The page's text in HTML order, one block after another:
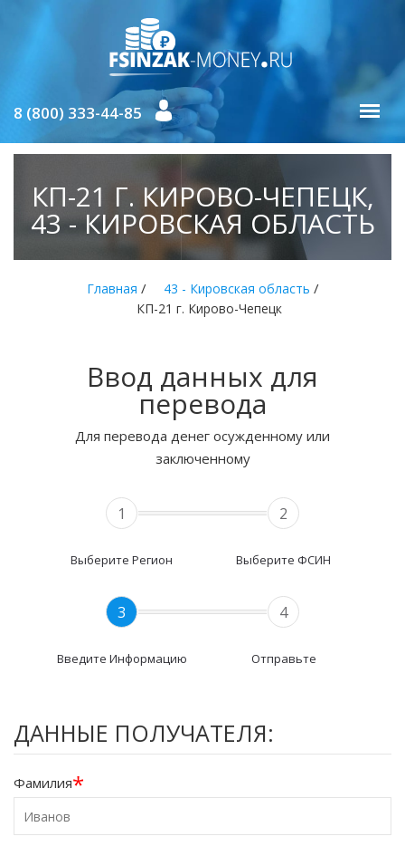
8 (800) 333-44-85
КП-21 Г. КИРОВО-ЧЕПЕЦК,
43 - КИРОВСКАЯ ОБЛАСТЬ
Главная / 43 - Кировская область /
КП-21 г. Кирово-Чепецк
Ввод данных для
перевода
Для перевода денег осужденному или
заключенному
1
Выберите Регион
2
Выберите ФСИН
3
Введите Информацию
4
Отправьте
ДАННЫЕ ПОЛУЧАТЕЛЯ:
Фамилия*